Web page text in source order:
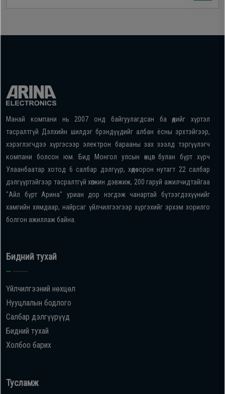
Манай компани нь 2007 онд байгуулагдсан ба өдийг хүртэл
тасралтгүй Дэлхийн шилдэг брэндүүдийг албан ёсны эрхтэйгээр,
хэрэглэгчдээ хүргэсээр электрон барааны зах зээлд тэргүүлэгч
компани болсон юм. Бид Монгол улсын өнцөг булан бүрт хүрч
Улаанбаатар хотод 6 салбар дэлгүүр, хөдөө орон нутагт 22 салбар
дэлгүүртэйгээр тасралтгүй хөгжин дэвжиж, 200 гаруй ажилчидтайгаа
"Айл бүрт Арина" уриан дор нэгдэж чанартай бүтээгдэхүүнийг
хамгийн хямдаар, найрсаг үйлчилгээгээр хүргэхийг эрхэм зорилго
болгон ажиллаж байна.
Бидний тухай
Үйлчилгээний нөхцөл
Нууцлалын бодлого
Салбар дэлгүүрүүд
Бидний тухай
Холбоо барих
Тусламж